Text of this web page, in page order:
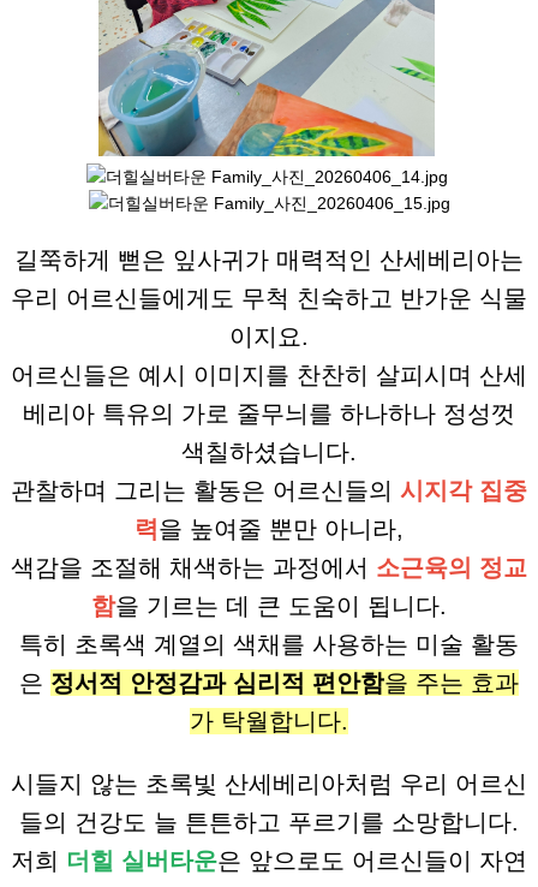
길쭉하게 뻗은 잎사귀가 매력적인 산세베리아는
우리 어르신들에게도 무척 친숙하고 반가운 식물
이지요.
어르신들은 예시 이미지를 찬찬히 살피시며 산세
베리아 특유의 가로 줄무늬를 하나하나 정성껏
색칠하셨습니다.
관찰하며 그리는 활동은 어르신들의 시지각 집중
력을 높여줄 뿐만 아니라,
색감을 조절해 채색하는 과정에서 소근육의 정교
함을 기르는 데 큰 도움이 됩니다.
특히 초록색 계열의 색채를 사용하는 미술 활동
은 정서적 안정감과 심리적 편안함을 주는 효과
가 탁월합니다.
시들지 않는 초록빛 산세베리아처럼 우리 어르신
들의 건강도 늘 튼튼하고 푸르기를 소망합니다.
저희 더힐 실버타운은 앞으로도 어르신들이 자연